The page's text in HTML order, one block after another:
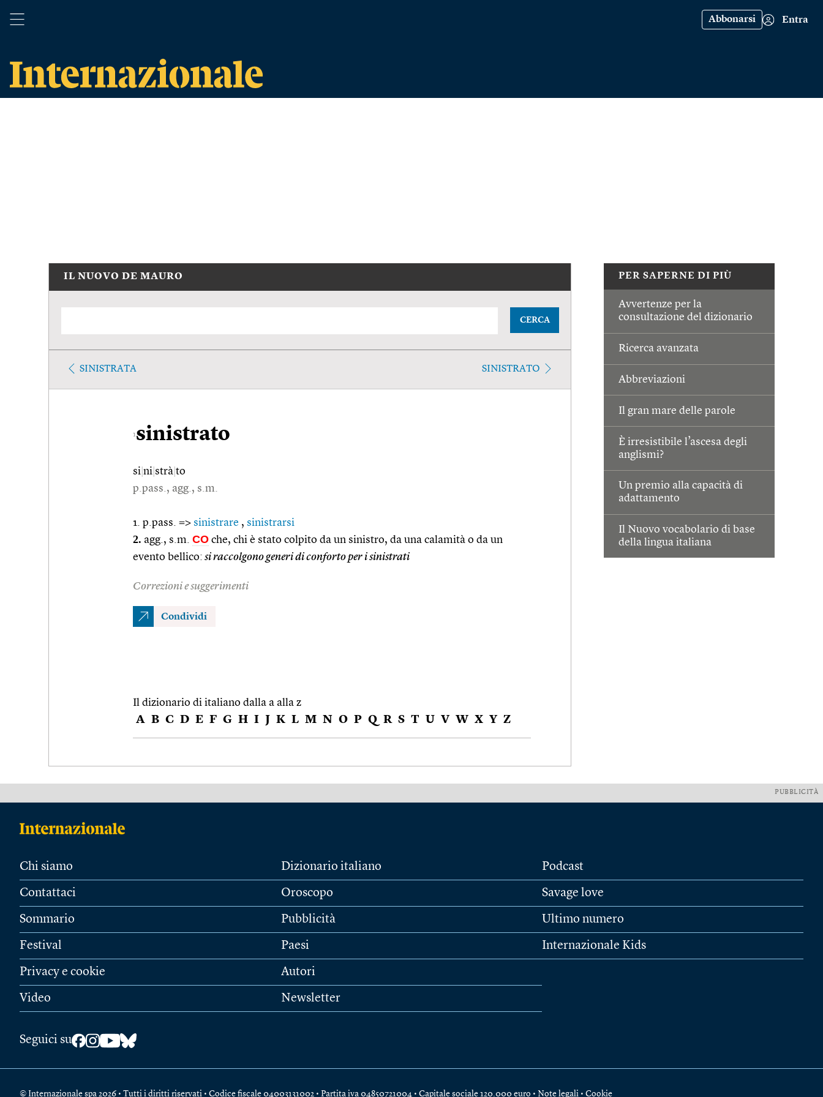
Abbonarsi Entra
PER SAPERNE DI PIÙ
Avvertenze per la
consultazione del dizionario
Ricerca avanzata
Abbreviazioni
Il gran mare delle parole
È irresistibile l’ascesa degli
anglismi?
Un premio alla capacità di
adattamento
Il Nuovo vocabolario di base
della lingua italiana
IL NUOVO DE MAURO
CERCA
SINISTRATA SINISTRATO
1sinistrato
si ni strà to
p.pass., agg., s.m.
1. p.pass. => sinistrare , sinistrarsi
2. agg., s.m. CO che, chi è stato colpito da un sinistro, da una calamità o da un
evento bellico: si raccolgono generi di conforto per i sinistrati
Correzioni e suggerimenti
Condividi
Il dizionario di italiano dalla a alla z
A B C D E F G H I J K L M N O P Q R S T U V W X Y Z
PUBBLICITÀ
Chi siamo
Contattaci
Sommario
Festival
Privacy e cookie
Video
Dizionario italiano
Oroscopo
Pubblicità
Paesi
Autori
Newsletter
Podcast
Savage love
Ultimo numero
Internazionale Kids
Seguici su
© Internazionale spa 2026 • Tutti i diritti riservati • Codice fiscale 04003131002 • Partita iva 04850721004 • Capitale sociale 120.000 euro • Note legali • Cookie